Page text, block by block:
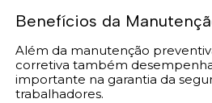
Benefícios da
Além da manutenção
corretiva também
importante na garantia da
trabalhadores.